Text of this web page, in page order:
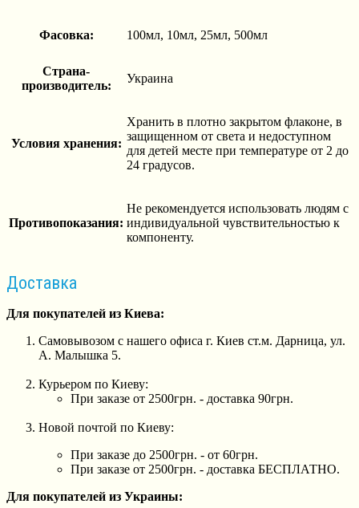
Фасовка: 100мл, 10мл, 25мл, 500мл
Страна-
производитель:
Украина
Условия хранения:
Хранить в плотно закрытом флаконе, в
защищенном от света и недоступном
для детей месте при температуре от 2 до
24 градусов.
Противопоказания:
Не рекомендуется использовать людям с
индивидуальной чувствительностью к
компоненту.
Доставка
Для покупателей из Киева:
Самовывозом с нашего офиса г. Киев ст.м. Дарница, ул.
А. Малышка 5.
Курьером по Киеву:
При заказе от 2500грн. - доставка 90грн.
Новой почтой по Киеву:
При заказе до 2500грн. - от 60грн.
При заказе от 2500грн. - доставка БЕСПЛАТНО.
Для покупателей из Украины: